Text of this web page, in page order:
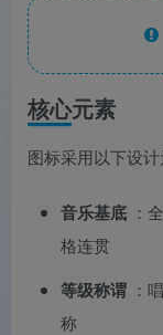
核心元素
图标采用以下设
音乐基底 ：
格连贯
等级称谓 ：
称